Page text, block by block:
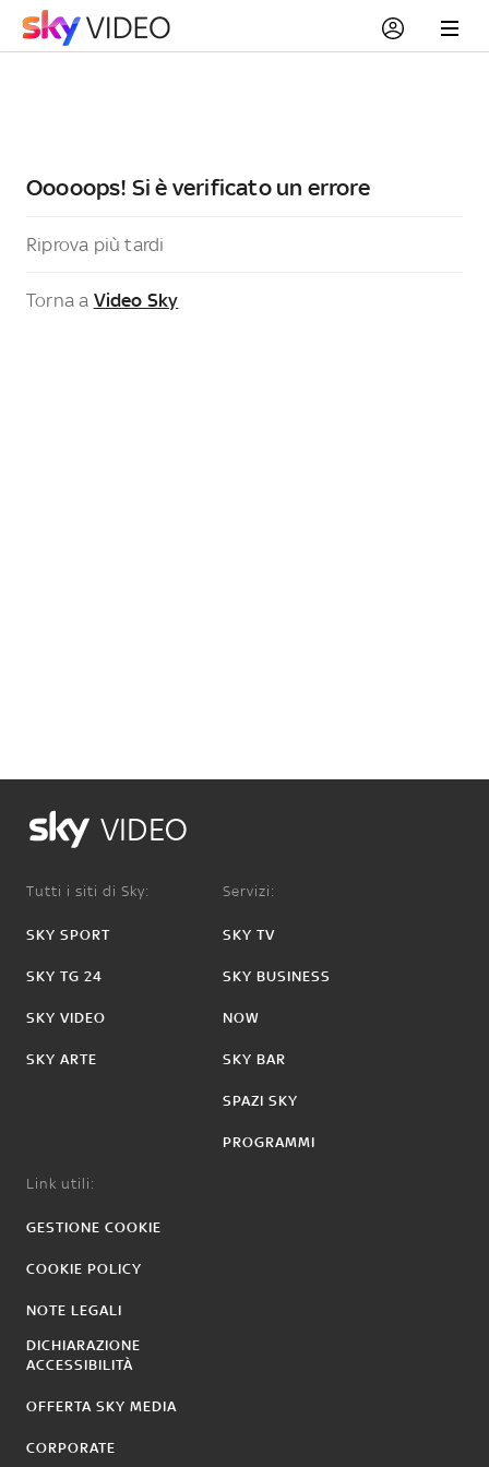
Ooooops! Si è verificato un errore
Riprova più tardi
Torna a Video Sky
VIDEO
Tutti i siti di Sky:
SKY SPORT
SKY TG 24
SKY VIDEO
SKY ARTE
Servizi:
SKY TV
SKY BUSINESS
NOW
SKY BAR
SPAZI SKY
PROGRAMMI
Link utili:
GESTIONE COOKIE
COOKIE POLICY
NOTE LEGALI
DICHIARAZIONE
ACCESSIBILITÀ
OFFERTA SKY MEDIA
CORPORATE